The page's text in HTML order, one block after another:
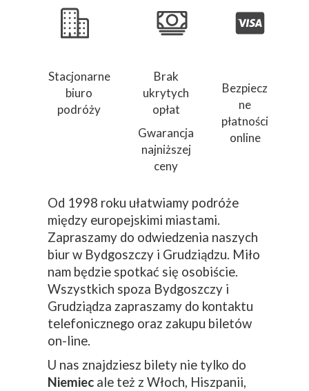
Bezpiecz
ne
płatności
online
Brak
ukrytych
opłat
Gwarancja
najniższej
ceny
Stacjonarne
biuro
podróży
Od 1998 roku ułatwiamy podróże
między europejskimi miastami.
Zapraszamy do odwiedzenia naszych
biur w Bydgoszczy i Grudziądzu. Miło
nam będzie spotkać się osobiście.
Wszystkich spoza Bydgoszczy i
Grudziądza zapraszamy do kontaktu
telefonicznego oraz zakupu biletów
on-line.
U nas znajdziesz bilety nie tylko do
Niemiec ale też z Włoch, Hiszpanii,